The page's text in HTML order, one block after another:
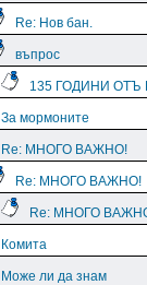
Re: Нов бан.
въпрос
135 ГОДИНИ
За мормоните
Re: МНОГО ВАЖНО!
Re: МНОГО ВАЖНО!
Re: МНОГО
Комита
Може ли да знам